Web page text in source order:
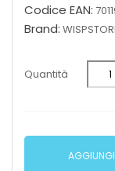
Codice EAN:
Brand:
Quantità